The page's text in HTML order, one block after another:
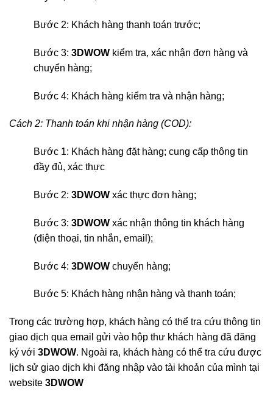
Bước 2: Khách hàng thanh toán trước;
Bước 3: 3DWOW kiểm tra, xác nhận đơn hàng và
chuyển hàng;
Bước 4: Khách hàng kiểm tra và nhận hàng;
Cách 2: Thanh toán khi nhận hàng (COD):
Bước 1: Khách hàng đặt hàng; cung cấp thông tin
đầy đủ, xác thực
Bước 2: 3DWOW xác thực đơn hàng;
Bước 3: 3DWOW xác nhận thông tin khách hàng
(điện thoại, tin nhắn, email);
Bước 4: 3DWOW chuyển hàng;
Bước 5: Khách hàng nhận hàng và thanh toán;
Trong các trường hợp, khách hàng có thể tra cứu thông tin
giao dịch qua email gửi vào hộp thư khách hàng đã đăng
ký với 3DWOW. Ngoài ra, khách hàng có thể tra cứu được
lịch sử giao dịch khi đăng nhập vào tài khoản của mình tại
website 3DWOW